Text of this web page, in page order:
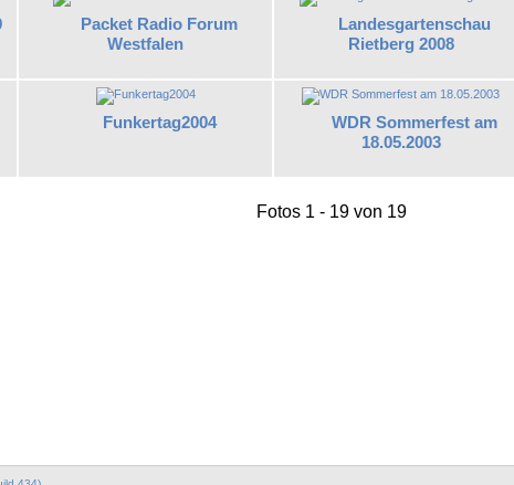
Packet Radio Forum
Westfalen
Landesgartenschau
Rietberg 2008
Funkertag2004
WDR Sommerfest am
18.05.2003
Fotos 1 - 19 von 19